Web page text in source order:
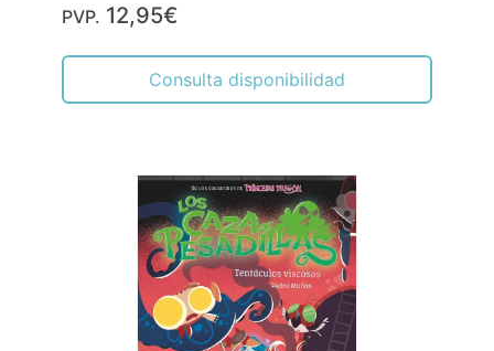
PVP. 12,95€
Consulta disponibilidad